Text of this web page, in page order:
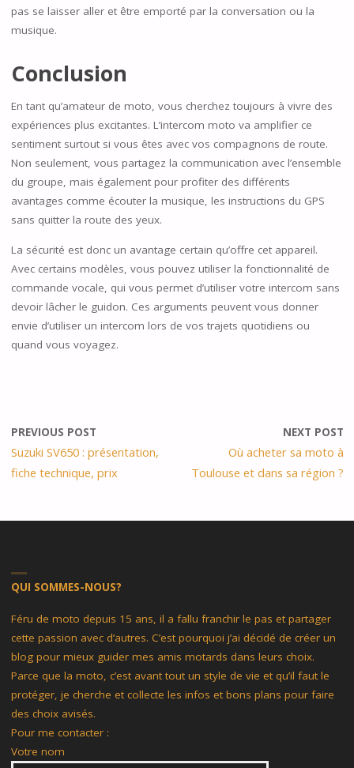
pas se laisser aller et être emporté par la conversation ou la
musique.
Conclusion
En tant qu’amateur de moto, vous cherchez toujours à vivre des
expériences plus excitantes. L’intercom moto va amplifier ce
sentiment surtout si vous êtes avec vos compagnons de route.
Non seulement, vous partagez la communication avec l’ensemble
du groupe, mais également pour profiter des différents
avantages comme écouter la musique, les instructions du GPS
sans quitter la route des yeux.
La sécurité est donc un avantage certain qu’offre cet appareil.
Avec certains modèles, vous pouvez utiliser la fonctionnalité de
commande vocale, qui vous permet d’utiliser votre intercom sans
devoir lâcher le guidon. Ces arguments peuvent vous donner
envie d’utiliser un intercom lors de vos trajets quotidiens ou
quand vous voyagez.
PREVIOUS POST
Suzuki SV650 : présentation,
fiche technique, prix
NEXT POST
Où acheter sa moto à
Toulouse et dans sa région ?
QUI SOMMES-NOUS?
Féru de moto depuis 15 ans, il a fallu franchir le pas et partager
cette passion avec d’autres. C’est pourquoi j’ai décidé de créer un
blog pour mieux guider mes amis motards dans leurs choix.
Parce que la moto, c’est avant tout un style de vie et qu’il faut le
protéger, je cherche et collecte les infos et bons plans pour faire
des choix avisés.
Pour me contacter :
Votre nom